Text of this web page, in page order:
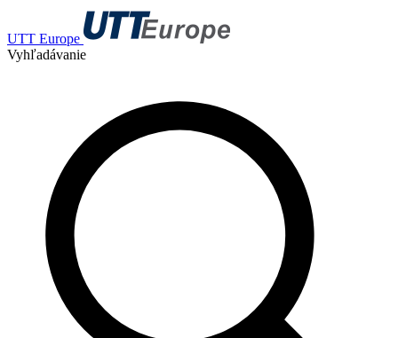
UTT Europe
Vyhľadávanie